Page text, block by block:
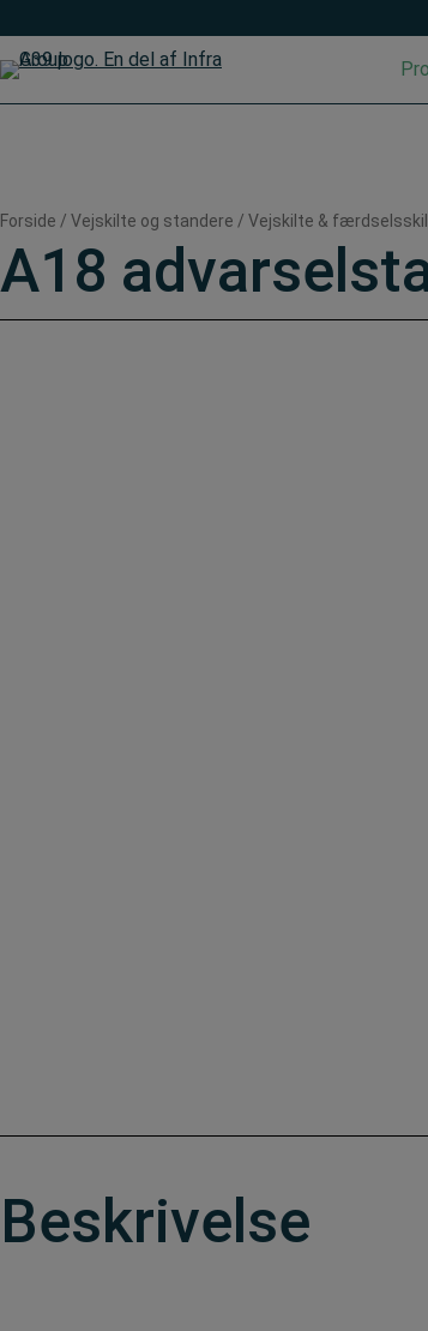
til
indholdet
Forside / Vejskilte og standere / Vejskilte &
A18
Beskrivelse